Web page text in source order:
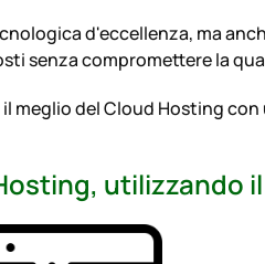
d'eccellenza, ma
senza compromettere la
del Cloud Hosting con
utilizzando